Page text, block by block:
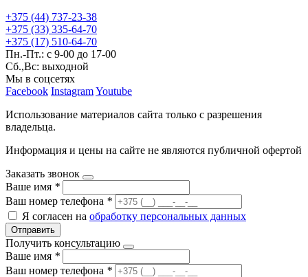
+375 (44) 737-23-38
+375 (33) 335-64-70
+375 (17) 510-64-70
Пн.-Пт.: с 9-00 до 17-00
Сб.,Вс: выходной
Мы в соцсетях
Facebook InstagramYoutube
Использование материалов сайта только с разрешения
владельца.
Информация и цены на сайте не являются публичной офертой
Заказать звонок
Ваше имя *
Ваш номер телефона *
Я согласен на обработку персональных данных
Отправить
Получить консультацию
Ваше имя *
Ваш номер телефона *